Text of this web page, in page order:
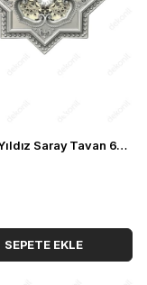
Gümüş Yıldız Saray Tavan 60 cm
SEPETE EKLE